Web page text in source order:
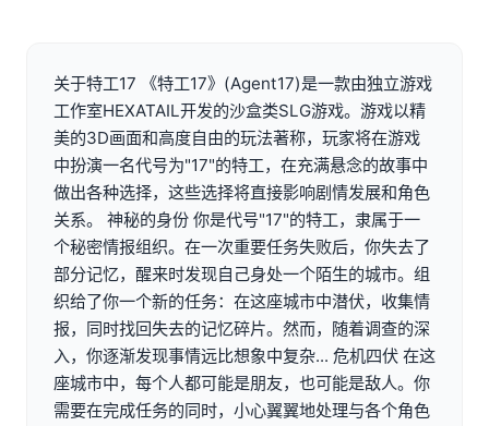
关于特工17 《特工17》(Agent17)是一款由独立游戏
工作室HEXATAIL开发的沙盒类SLG游戏。游戏以精
美的3D画面和高度自由的玩法著称，玩家将在游戏
中扮演一名代号为"17"的特工，在充满悬念的故事中
做出各种选择，这些选择将直接影响剧情发展和角色
关系。 神秘的身份 你是代号"17"的特工，隶属于一
个秘密情报组织。在一次重要任务失败后，你失去了
部分记忆，醒来时发现自己身处一个陌生的城市。组
织给了你一个新的任务：在这座城市中潜伏，收集情
报，同时找回失去的记忆碎片。然而，随着调查的深
入，你逐渐发现事情远比想象中复杂... 危机四伏 在这
座城市中，每个人都可能是朋友，也可能是敌人。你
需要在完成任务的同时，小心翼翼地处理与各个角色